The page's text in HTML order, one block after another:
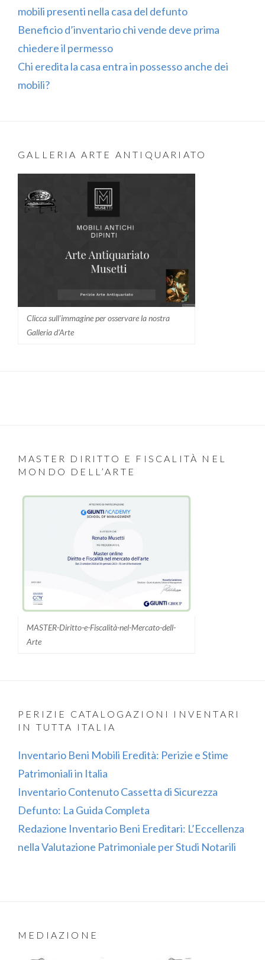
mobili presenti nella casa del defunto
Beneficio d’inventario chi vende deve prima
chiedere il permesso
Chi eredita la casa entra in possesso anche dei
mobili?
GALLERIA ARTE ANTIQUARIATO
Clicca sull'immagine per osservare la nostra
Galleria d'Arte
MASTER DIRITTO E FISCALITÀ NEL
MONDO DELL’ARTE
MASTER-Diritto-e-Fiscalità-nel-Mercato-dell-
Arte
PERIZIE CATALOGAZIONI INVENTARI
IN TUTTA ITALIA
Inventario Beni Mobili Eredità: Perizie e Stime
Patrimoniali in Italia
Inventario Contenuto Cassetta di Sicurezza
Defunto: La Guida Completa
Redazione Inventario Beni Ereditari: L’Eccellenza
nella Valutazione Patrimoniale per Studi Notarili
MEDIAZIONE